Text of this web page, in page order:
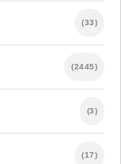
(33)
(2445)
(3)
(17)